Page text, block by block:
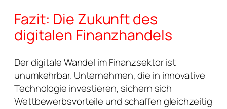
Fazit: Die Zukunft des
digitalen Finanzhandels
Der digitale Wandel im Finanzsektor ist
unumkehrbar. Unternehmen, die in innovative
Technologie investieren, sichern sich
Wettbewerbsvorteile und schaffen gleichzeitig